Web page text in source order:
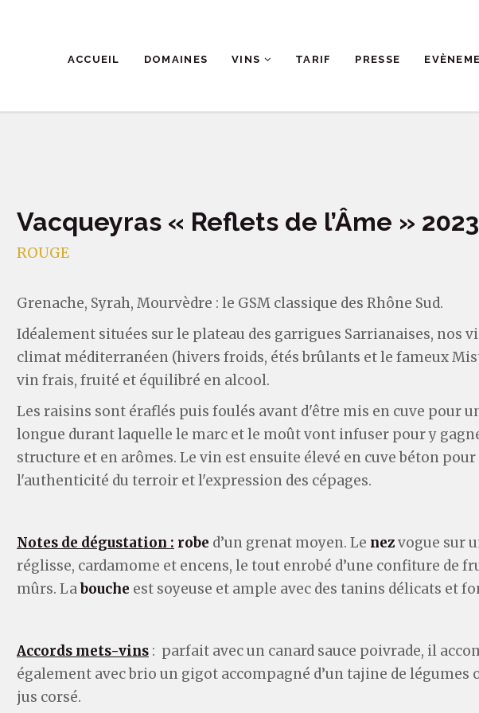
ACCUEIL DOMAINES VINS TARIF PRESSE
Vacqueyras « Reflets de l’Âme » 2023
ROUGE
Grenache, Syrah, Mourvèdre : le GSM classique des Rhône Sud.
Idéalement situées sur le plateau des garrigues Sarrianaises, nos
climat méditerranéen (hivers froids, étés brûlants et le fameux
vin frais, fruité et équilibré en alcool.
Les raisins sont éraflés puis foulés avant d'être mis en cuve pour
longue durant laquelle le marc et le moût vont infuser pour y
structure et en arômes. Le vin est ensuite élevé en cuve béton
l'authenticité du terroir et l'expression des cépages.
Notes de dégustation : robe d’un grenat moyen. Le nezvogue sur
réglisse, cardamome et encens, le tout enrobé d’une confiture de
mûrs. Labouche est soyeuse et ample avec des tanins délicats et
Accords mets-vins : parfait avec un canard sauce poivrade, il
également avec brio un gigot accompagné d’un tajine de légumes
jus corsé.